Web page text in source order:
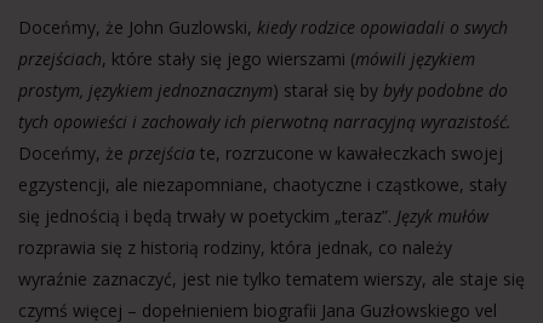
Doceńmy, że John Guzlowski, kiedy rodzice opowiadali o swych
przejściach, które stały się jego wierszami (mówili językiem
prostym, językiem jednoznacznym) starał się by były podobne do
tych opowieści i zachowały ich pierwotną narracyjną wyrazistość.
Doceńmy, że przejścia te, rozrzucone w kawałeczkach swojej
egzystencji, ale niezapomniane, chaotyczne i cząstkowe, stały
się jednością i będą trwały w poetyckim „teraz”. Język mułów
rozprawia się z historią rodziny, która jednak, co należy
wyraźnie zaznaczyć, jest nie tylko tematem wierszy, ale staje się
czymś więcej – dopełnieniem biografii Jana Guzłowskiego vel